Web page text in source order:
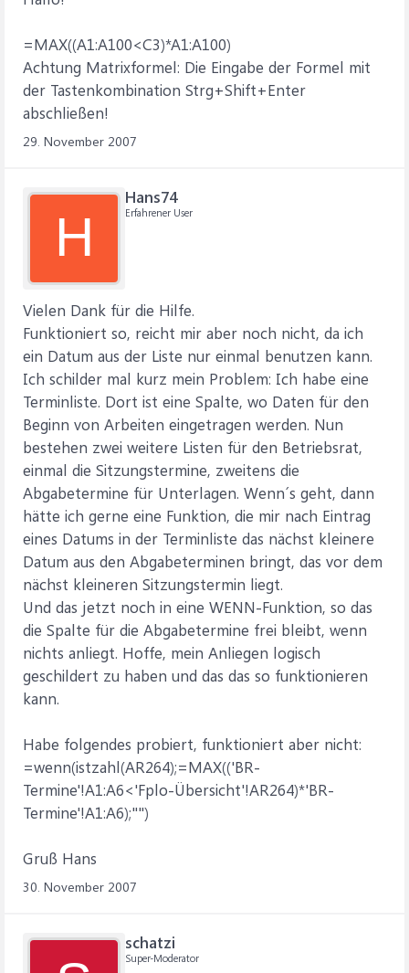
=MAX((A1:A100<C3)*A1:A100)
Achtung Matrixformel: Die Eingabe der Formel mit
der Tastenkombination Strg+Shift+Enter
abschließen!
29. November 2007
H
Hans74
Erfahrener User
Vielen Dank für die Hilfe.
Funktioniert so, reicht mir aber noch nicht, da ich
ein Datum aus der Liste nur einmal benutzen kann.
Ich schilder mal kurz mein Problem: Ich habe eine
Terminliste. Dort ist eine Spalte, wo Daten für den
Beginn von Arbeiten eingetragen werden. Nun
bestehen zwei weitere Listen für den Betriebsrat,
einmal die Sitzungstermine, zweitens die
Abgabetermine für Unterlagen. Wenn´s geht, dann
hätte ich gerne eine Funktion, die mir nach Eintrag
eines Datums in der Terminliste das nächst kleinere
Datum aus den Abgabeterminen bringt, das vor dem
nächst kleineren Sitzungstermin liegt.
Und das jetzt noch in eine WENN-Funktion, so das
die Spalte für die Abgabetermine frei bleibt, wenn
nichts anliegt. Hoffe, mein Anliegen logisch
geschildert zu haben und das das so funktionieren
kann.
Habe folgendes probiert, funktioniert aber nicht:
=wenn(istzahl(AR264);=MAX(('BR-
Termine'!A1:A6<'Fplo-Übersicht'!AR264)*'BR-
Termine'!A1:A6);"")
Gruß Hans
30. November 2007
schatzi
Super-Moderator